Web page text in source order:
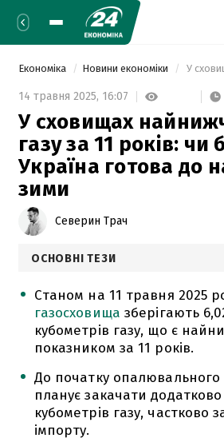
Економіка Новини економіки
14 травня 2025, 16:07
У сховищах
газу за 11 років: чи
Україна готова до
зими
Северин Трач
ОСНОВНІ ТЕЗИ
Станом на 11 травня 2025
газосховища зберігають
кубометрів газу, що є
показником за 11 років.
До початку опалювального
планує закачати додатково
кубометрів газу, частково
імпорту.